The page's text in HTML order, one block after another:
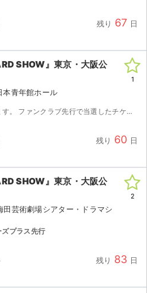
残り 67 日
SHOW』東京・大阪公
青年館ホール
演が中止となった場合のみ、手数料を差し引いた券面 金額を返金いたします。 取引確定後のキャンセルは...
残り 60 日
1
SHOW』東京・大阪公
芸術劇場シアター・ドラマシ
プラス先行
残り 83 日
2